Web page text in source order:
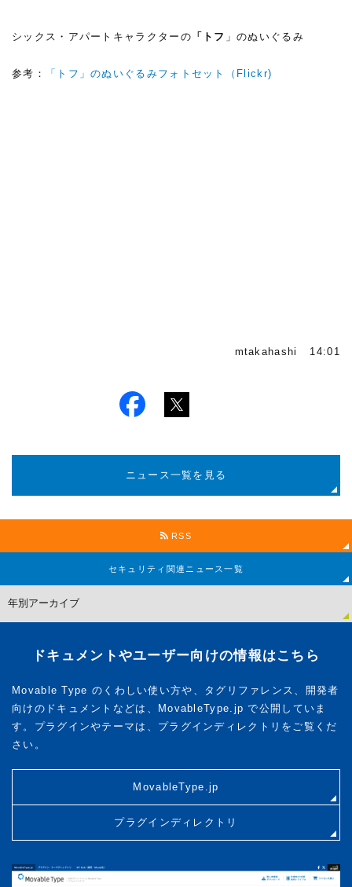
シックス・アパートキャラクターの 「トフ 」のぬいぐるみ
参考： 「トフ」のぬいぐるみフォトセット（Flickr)
mtakahashi 14:01
ニュース一覧を見る
RSS
セキュリティ関連 ニュース一覧
ドキュメントやユーザー向けの情報はこちら
Movable Type のくわしい使い方や、タグリファレンス、開発者
向けのドキュメントなどは、MovableType.jp で公開していま
す。プラグインやテーマは、プラグインディレクトリをご覧くだ
さい。
MovableType.jp
プラグインディレクトリ